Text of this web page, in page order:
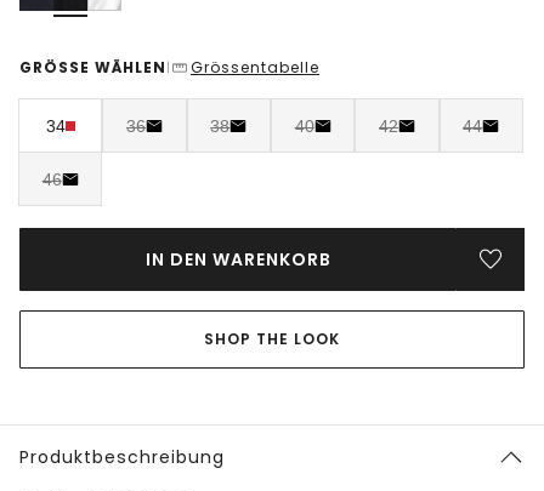
GRÖSSE WÄHLEN | Grössentabelle
34 36 38 40 42 44
46
IN DEN WARENKORB
SHOP THE LOOK
Produktbeschreibung